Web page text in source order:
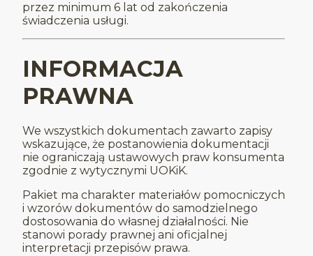
przez minimum 6 lat od zakończenia
świadczenia usługi.
INFORMACJA
PRAWNA
We wszystkich dokumentach zawarto zapisy
wskazujące, że postanowienia dokumentacji
nie ograniczają ustawowych praw konsumenta
zgodnie z wytycznymi UOKiK.
Pakiet ma charakter materiałów pomocniczych
i wzorów dokumentów do samodzielnego
dostosowania do własnej działalności. Nie
stanowi porady prawnej ani oficjalnej
interpretacji przepisów prawa.